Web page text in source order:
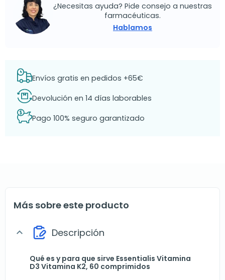
¿Necesitas ayuda? Pide consejo a nuestras
farmacéuticas.
Hablamos
Envíos gratis en pedidos +65€
Devolución en 14 días laborables
Pago 100% seguro garantizado
Más sobre este producto
expand_more Descripción
Qué es y para que sirve Essentialis Vitamina
D3 Vitamina K2, 60 comprimidos